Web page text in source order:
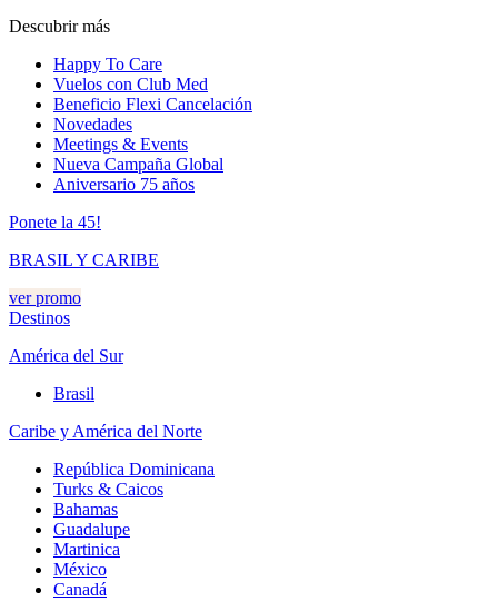
Descubrir más
Happy To Care
Vuelos con Club Med
Beneficio Flexi Cancelación
Novedades
Meetings & Events
Nueva Campaña Global
Aniversario 75 años
Ponete la 45!
BRASIL Y CARIBE
ver promo
Destinos
América del Sur
Brasil
Caribe y América del Norte
República Dominicana
Turks & Caicos
Bahamas
Guadalupe
Martinica
México
Canadá